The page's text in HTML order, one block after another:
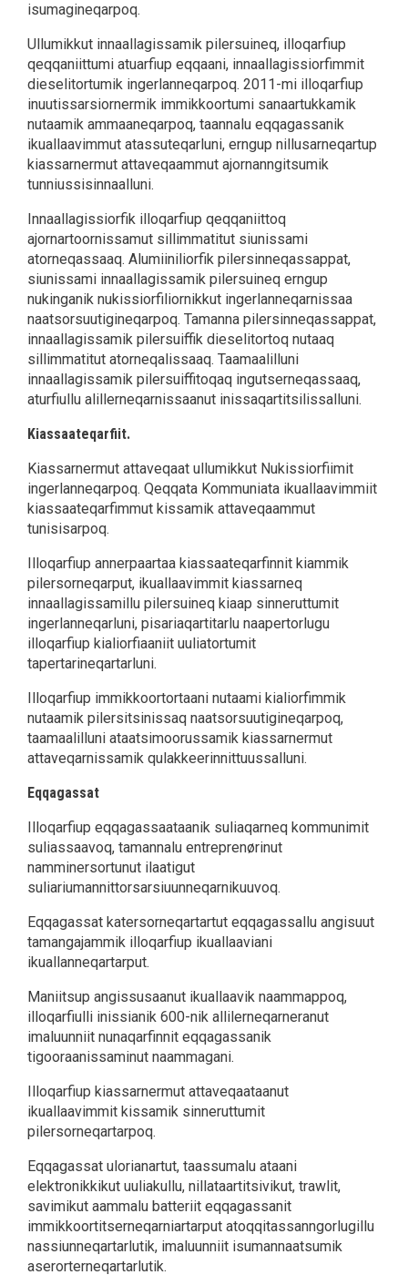
isumagineqarpoq.
Ullumikkut innaallagissamik pilersuineq, illoqarfiup
qeqqaniittumi atuarfiup eqqaani, innaallagissiorfimmit
dieselitortumik ingerlanneqarpoq. 2011-mi illoqarfiup
inuutissarsiornermik immikkoortumi sanaartukkamik
nutaamik ammaaneqarpoq, taannalu eqqagassanik
ikuallaavimmut atassuteqarluni, erngup nillusarneqartup
kiassarnermut attaveqaammut ajornanngitsumik
tunniussisinnaalluni.
Innaallagissiorfik illoqarfiup qeqqaniittoq
ajornartoornissamut sillimmatitut siunissami
atorneqassaaq. Alumiiniliorfik pilersinneqassappat,
siunissami innaallagissamik pilersuineq erngup
nukinganik nukissiorfiliornikkut ingerlanneqarnissaa
naatsorsuutigineqarpoq. Tamanna pilersinneqassappat,
innaallagissamik pilersuiffik dieselitortoq nutaaq
sillimmatitut atorneqalissaaq. Taamaalilluni
innaallagissamik pilersuiffitoqaq ingutserneqassaaq,
aturfiullu alillerneqarnissaanut inissaqartitsilissalluni.
Kiassaateqarfiit.
Kiassarnermut attaveqaat ullumikkut Nukissiorfiimit
ingerlanneqarpoq. Qeqqata Kommuniata ikuallaavimmiit
kiassaateqarfimmut kissamik attaveqaammut
tunisisarpoq.
Illoqarfiup annerpaartaa kiassaateqarfinnit kiammik
pilersorneqarput, ikuallaavimmit kiassarneq
innaallagissamillu pilersuineq kiaap sinneruttumit
ingerlanneqarluni, pisariaqartitarlu naapertorlugu
illoqarfiup kialiorfiaaniit uuliatortumit
tapertarineqartarluni.
Illoqarfiup immikkoortortaani nutaami kialiorfimmik
nutaamik pilersitsinissaq naatsorsuutigineqarpoq,
taamaalilluni ataatsimoorussamik kiassarnermut
attaveqarnissamik qulakkeerinnittuussalluni.
Eqqagassat
Illoqarfiup eqqagassaataanik suliaqarneq kommunimit
suliassaavoq, tamannalu entreprenørinut
namminersortunut ilaatigut
suliariumannittorsarsiuunneqarnikuuvoq.
Eqqagassat katersorneqartartut eqqagassallu angisuut
tamangajammik illoqarfiup ikuallaaviani
ikuallanneqartarput.
Maniitsup angissusaanut ikuallaavik naammappoq,
illoqarfiulli inissianik 600-nik allilerneqarneranut
imaluunniit nunaqarfinnit eqqagassanik
tigooraanissaminut naammagani.
Illoqarfiup kiassarnermut attaveqaataanut
ikuallaavimmit kissamik sinneruttumit
pilersorneqartarpoq.
Eqqagassat ulorianartut, taassumalu ataani
elektronikkikut uuliakullu, nillataartitsivikut, trawlit,
savimikut aammalu batteriit eqqagassanit
immikkoortitserneqarniartarput atoqqitassanngorlugillu
nassiunneqartarlutik, imaluunniit isumannaatsumik
aserorterneqartarlutik.